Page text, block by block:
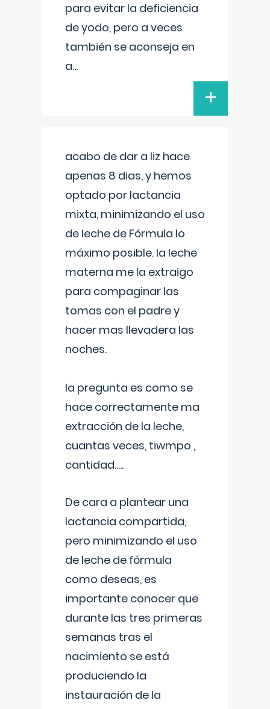
para evitar la deficiencia
de yodo, pero a veces
también se aconseja en
a...
+
acabo de dar a liz hace
apenas 8 dias, y hemos
optado por lactancia
mixta, minimizando el uso
de leche de Fórmula lo
máximo posible. la leche
materna me la extraigo
para compaginar las
tomas con el padre y
hacer mas llevadera las
noches.
la pregunta es como se
hace correctamente ma
extracción de la leche,
cuantas veces, tiwmpo ,
cantidad.....
De cara a plantear una
lactancia compartida,
pero minimizando el uso
de leche de fórmula
como deseas, es
importante conocer que
durante las tres primeras
semanas tras el
nacimiento se está
produciendo la
instauración de la